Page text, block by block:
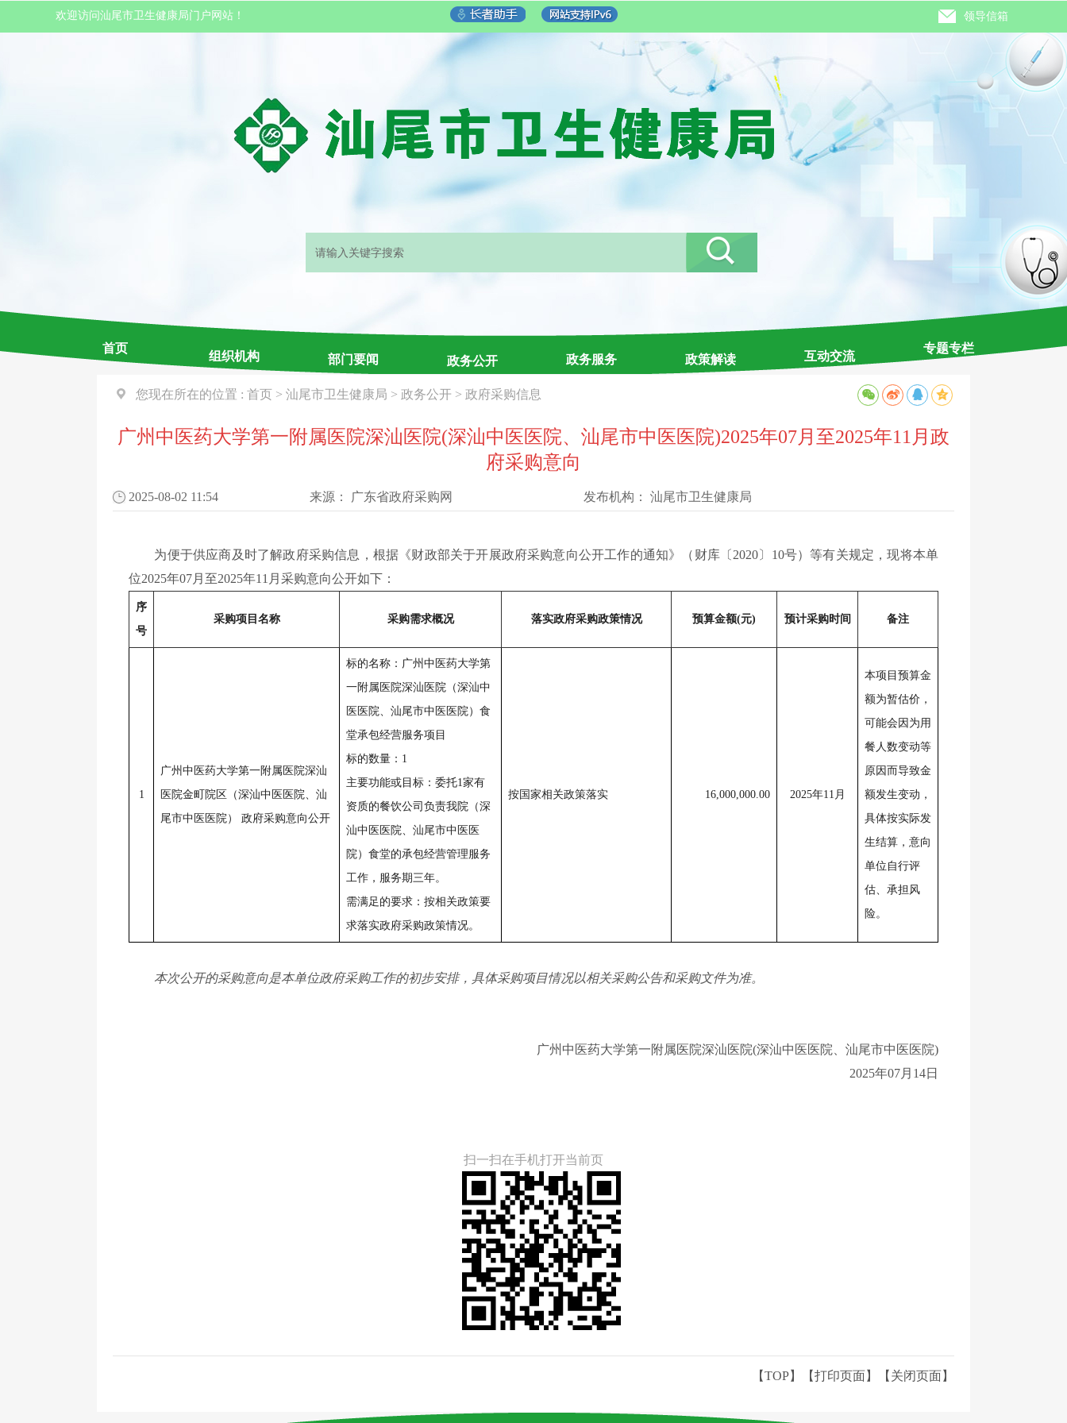
欢迎访问汕尾市卫生健康局门户网站！ 领导信箱
首页
组织机构 部门要闻 政务公开 政务服务 政策解读 互动交流
专题专栏
您现在所在的位置 : 首页 > 汕尾市卫生健康局 > 政务公开 > 政府采购信息
广州中医药大学第一附属医院深汕医院(深汕中医医院、汕尾市中医医院)2025年07月至2025年11月政
府采购意向
2025-08-02 11:54 来源： 广东省政府采购网 发布机构： 汕尾市卫生健康局
为便于供应商及时了解政府采购信息，根据《财政部关于开展政府采购意向公开工作的通知》（财库〔2020〕10号）等有关规定，现将本单
位2025年07月至2025年11月采购意向公开如下：
序
号
采购项目名称 采购需求概况 落实政府采购政策情况 预算金额(元) 预计采购时间 备注
1
广州中医药大学第一附属医院深汕
医院金町院区（深汕中医医院、汕
尾市中医医院） 政府采购意向公开
标的名称：广州中医药大学第
一附属医院深汕医院（深汕中
医医院、汕尾市中医医院）食
堂承包经营服务项目
标的数量：1
主要功能或目标：委托1家有
资质的餐饮公司负责我院（深
汕中医医院、汕尾市中医医
院）食堂的承包经营管理服务
工作，服务期三年。
需满足的要求：按相关政策要
求落实政府采购政策情况。
按国家相关政策落实 16,000,000.00 2025年11月
本项目预算金
额为暂估价，
可能会因为用
餐人数变动等
原因而导致金
额发生变动，
具体按实际发
生结算，意向
单位自行评
估、承担风
险。
本次公开的采购意向是本单位政府采购工作的初步安排，具体采购项目情况以相关采购公告和采购文件为准。
广州中医药大学第一附属医院深汕医院(深汕中医医院、汕尾市中医医院)
2025年07月14日
扫一扫在手机打开当前页
【TOP】 【打印页面】【 关闭页面】